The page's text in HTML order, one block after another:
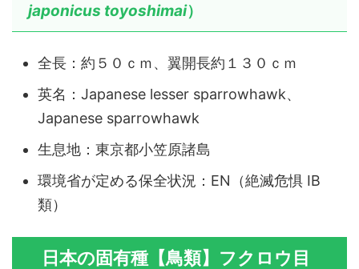
japonicus toyoshimai）
全長：約５０ｃｍ、翼開長約１３０ｃｍ
英名：Japanese lesser sparrowhawk、
Japanese sparrowhawk
生息地：東京都小笠原諸島
環境省が定める保全状況：EN（絶滅危惧 ⅠB
類）
日本の固有種【鳥類】フクロウ目